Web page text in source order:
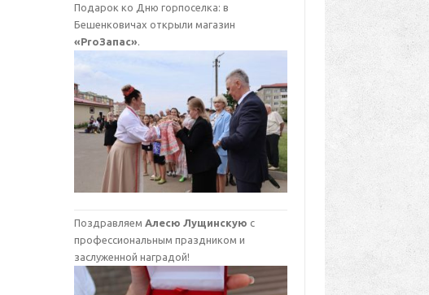
Подарок ко Дню горпоселка: в
Бешенковичах открыли магазин
«ProЗапас».
ПоздравляемАлесю Лущинскую с
профессиональным праздником и
заслуженной наградой!